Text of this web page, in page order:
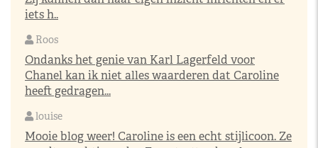
iets h..
Roos
Ondanks het genie van Karl Lagerfeld voor
Chanel kan ik niet alles waarderen dat Caroline
heeft gedragen...
louise
Mooie blog weer! Caroline is een echt stijlicoon. Ze